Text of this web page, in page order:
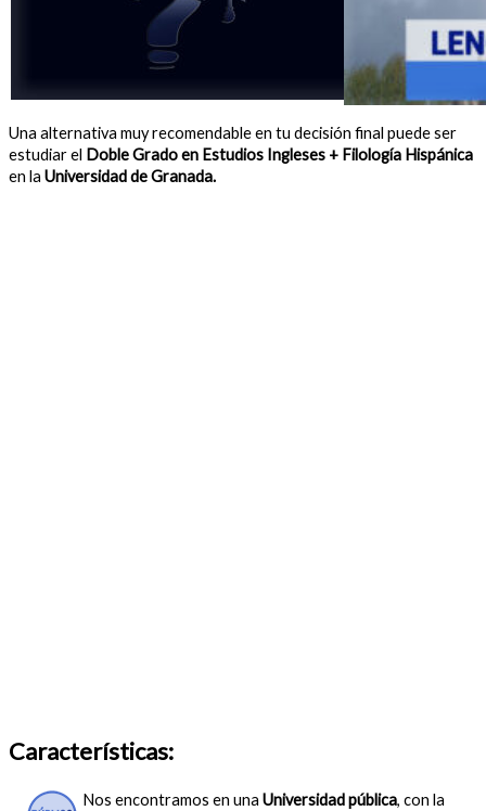
Una alternativa muy recomendable en tu decisión final puede ser
estudiar el Doble Grado en Estudios Ingleses + Filología Hispánica
en la Universidad de Granada.
Características:
Nos encontramos en una Universidad pública, con la